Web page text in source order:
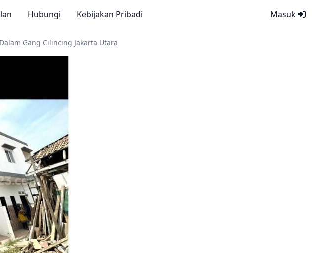
Masuk
Hubungi Kebijakan Pribadi
Gang Cilincing Jakarta Utara